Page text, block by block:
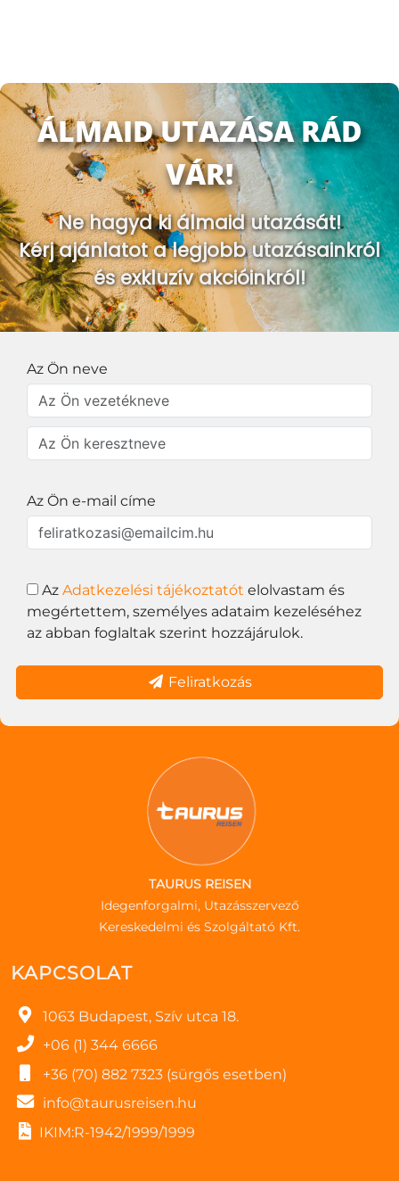
ÁLMAID UTAZÁSA RÁD
VÁR!
Ne hagyd ki álmaid utazását!
Kérj ajánlatot a legjobb utazásainkról
és exkluzív akcióinkról!
Az Ön neve
Az Ön e-mail címe
Az Adatkezelési tájékoztatót elolvastam és
megértettem, személyes adataim kezeléséhez
az abban foglaltak szerint hozzájárulok.
Feliratkozás
TAURUS REISEN
Idegenforgalmi, Utazásszervező
Kereskedelmi és Szolgáltató Kft.
KAPCSOLAT
1063 Budapest, Szív utca 18.
+06 (1) 344 6666
+36 (70) 882 7323 (sürgős esetben)
info@taurusreisen.hu
IKIM:R-1942/1999/1999